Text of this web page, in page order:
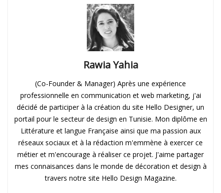
Rawia Yahia
(Co-Founder & Manager) Après une expérience
professionnelle en communication et web marketing, j'ai
décidé de participer à la création du site Hello Designer, un
portail pour le secteur de design en Tunisie. Mon diplôme en
Littérature et langue Française ainsi que ma passion aux
réseaux sociaux et à la rédaction m'emmène à exercer ce
métier et m'encourage à réaliser ce projet. J'aime partager
mes connaisances dans le monde de décoration et design à
travers notre site Hello Design Magazine.